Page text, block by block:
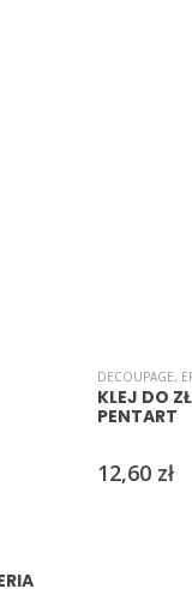
DECOUPAGE,
KLEJ DO
PENTART
12,60 zł